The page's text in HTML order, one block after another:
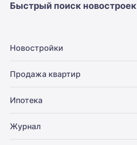
Быстрый поиск новостроек
Новостройки
Продажа квартир
Ипотека
Журнал